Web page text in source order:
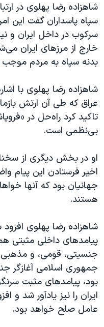
شاهزاده رضا پهلوی در
سپاه پاسداران گفت این
سرکوب در داخل ایران و
خارج از مرزهای ایران
بدنه سپاه به مردم
شاهزاده رضا پهلوی با
عراق که طی آن ارتش
تاکید کرد راه‌حل در
بی‌نظمی است.
او در بخش دیگری از
اخیر فرستادن این پیام
جهانیان بود که آنها
هستند.
شاهزاده رضا پهلوی
پیامدهای داخلی
جنسیتی، قومی، و مذهبی
جمهوری اسلامی آغازگر
بود، پیامدهای مثبت
ایران را نیز یادآور شد و
عامل صلح خواهد بود.